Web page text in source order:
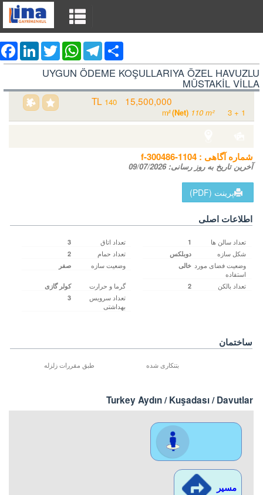
LinkedIn TwitterWhatsAppTelegram Share
UYGUN ÖDEME KOŞULLARIYA ÖZEL HAVUZLU
MÜSTAKİL VİLLA
15,500,000 TL
140
m²
/(Net) 110 m² 3 + 1
شماره آگاهی‌ : f-300486-1104
آخرین تاریخ به روز رسانی:09/07/2026
پرینت (PDF)
اطلاعات اصلی
تعداد اتاق 3 تعداد سالن ها 1
تعداد حمام 2 شکل سازه دوبلکس
وضعیت سازه صفر
وضعیت فضای مورد
استفاده
خالی‌
گرما و حرارت کولر گازی تعداد بالکن 2
تعداد سرویس
بهداشتی
3
ساختمان
طبق مقررات زلزله بتنکاری شده
Turkey Aydın / Kuşadası/ Davutlar
مسیر